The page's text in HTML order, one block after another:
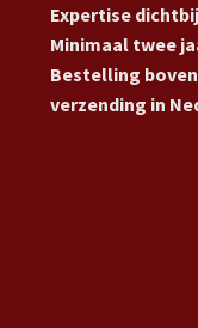
Expertise dichtbij
Minimaal twee
Bestelling
verzending in